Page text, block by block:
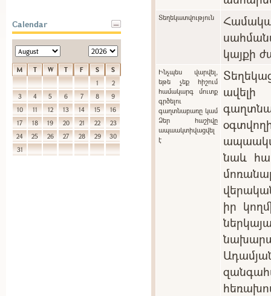
Calendar
M T W T F S
S
1
2
3
4 5 6 7 8
9
10
11 12 13 14 15
16
17
18 19 20 21 22
23
24
25 26 27 28 29
30
31
Տեղեկատվություն
կայքի
Ինչպես վարվել,
եթե չեք հիշում
համակարգ մուտք
գրծելու
գաղտնաբառը կամ
Ձեր հաշիվը
ապաակտիվացվել
է
նաև
իր